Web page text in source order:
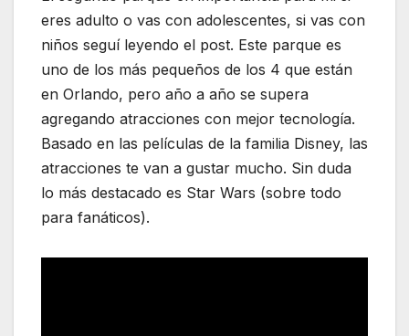
eres adulto o vas con adolescentes, si vas con
niños seguí leyendo el post. Este parque es
uno de los más pequeños de los 4 que están
en Orlando, pero año a año se supera
agregando atracciones con mejor tecnología.
Basado en las películas de la familia Disney, las
atracciones te van a gustar mucho. Sin duda
lo más destacado es Star Wars (sobre todo
para fanáticos).